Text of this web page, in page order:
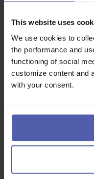
This website uses
We use cookies to
the performance and
functioning of social
customize content and
with your consent.
Jaké zkušenosti
📌 Co byste měli mít
• minimálně střední
• praxe v oboru výhodou
Co dostanete na